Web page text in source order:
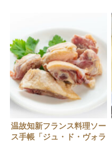
温故知新フランス料理ソー
ス手帳「ジュ・ド・ヴォラ